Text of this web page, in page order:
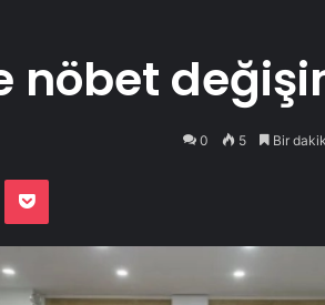
nöbet
0 5 Bir
Pocket